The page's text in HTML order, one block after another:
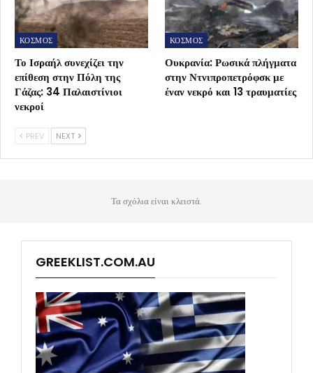
ΚΟΣΜΟΣ
Το Ισραήλ συνεχίζει την
επίθεση στην Πόλη της
Γάζας: 34 Παλαιστίνιοι
νεκροί
ΚΟΣΜΟΣ
Ουκρανία: Ρωσικά πλήγματα
στην Ντνιπροπετρόφσκ με
έναν νεκρό και 13 τραυματίες
PREV NEXT
Τα σχόλια είναι κλειστά.
GREEKLIST.COM.AU